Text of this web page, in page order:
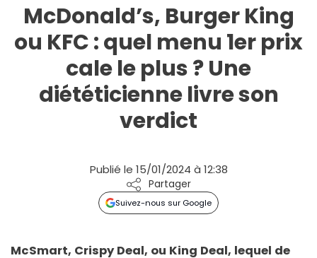
McDonald’s, Burger King
ou KFC : quel menu 1er prix
cale le plus ? Une
diététicienne livre son
verdict
Publié le 15/01/2024 à 12:38
Partager
Suivez-nous sur Google
McSmart, Crispy Deal, ou King Deal, lequel de